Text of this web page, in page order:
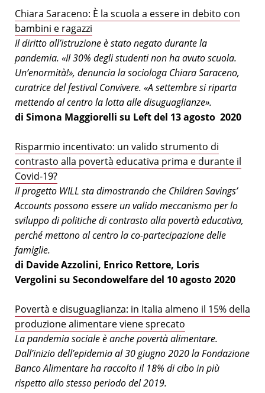
Chiara Saraceno: È la scuola a essere in debito con
bambini e ragazzi
Il diritto all’istruzione è stato negato durante la
pandemia. «Il 30% degli studenti non ha avuto scuola.
Un’enormità!», denuncia la sociologa Chiara Saraceno,
curatrice del festival Convivere. «A settembre si riparta
mettendo al centro la lotta alle disuguaglianze».
di Simona Maggiorelli su Left del 13 agosto 2020
Risparmio incentivato: un valido strumento di
contrasto alla povertà educativa prima e durante il
Covid-19?
Il progetto WILL sta dimostrando che Children Savings’
Accounts possono essere un valido meccanismo per lo
sviluppo di politiche di contrasto alla povertà educativa,
perché mettono al centro la co-partecipazione delle
famiglie.
di Davide Azzolini, Enrico Rettore, Loris
Vergolini su Secondowelfare del 10 agosto 2020
Povertà e disuguaglianza: in Italia almeno il 15% della
produzione alimentare viene sprecato
La pandemia sociale è anche povertà alimentare.
Dall’inizio dell’epidemia al 30 giugno 2020 la Fondazione
Banco Alimentare ha raccolto il 18% di cibo in più
rispetto allo stesso periodo del 2019.